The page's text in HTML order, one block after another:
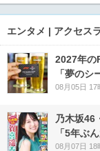
エンタメ | アクセス
2027年の
「夢の
08月05日 17
乃木坂46
「5年ぶ
08月07日 18